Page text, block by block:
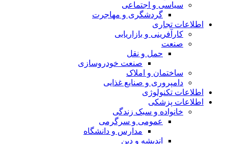
سیاسی و اجتماعی
گردشگری و مهاجرت
اطلاعات تجاری
کارآفرینی و بازاریابی
صنعت
حمل و نقل
صنعت خودروسازی
ساختمان و املاک
دامپروری و صنایع غذایی
اطلاعات تکنولوژی
اطلاعات پزشکی
خانواده و سبک زندگی
عمومی و سرگرمی
مدارس و دانشگاه
اندیشه و دین